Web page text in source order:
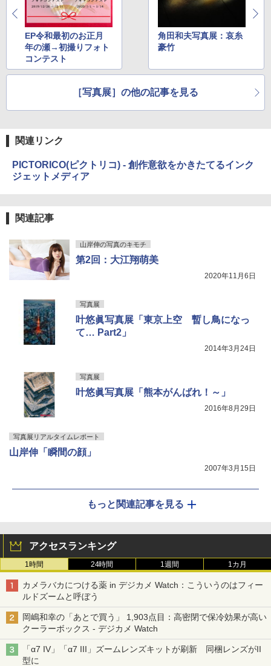
EP令和最初のお正月
年の瀬→初撮りフォト
コンテスト
角田和夫写真展：哀糸
豪竹
［写真展］の他の記事を見る
関連リンク
PICTORICO(ピクトリコ) - 創作意欲をかきたてるインク
ジェットメディア
関連記事
山岸伸の写真のキモチ
第2回：大江翔萌美
2020年11月6日
写真展
叶悠眞写真展「東京上空 暫し鳥になっ
て… Part2」
2014年3月24日
写真展
叶悠眞写真展「熊本がんばれ！～」
2016年8月29日
写真展リアルタイムレポート
山岸伸「瞬間の顔」
2007年3月15日
もっと関連記事を見る
アクセスランキング
1時間 24時間 1週間 1カ月
カメラバカにつける薬 in デジカメ Watch：こういうのはフィー
ルドズームと呼ぼう
岡嶋和幸の「あとで買う」 1,903点目：高密閉で保冷効果が高い
クーラーボックス - デジカメ Watch
「α7 IV」「α7 III」ズームレンズキットが刷新 同梱レンズがII
型に